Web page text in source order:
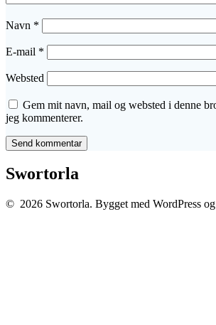
Navn *
E-mail *
Websted
Gem mit navn, mail og websted i denne
jeg kommenterer.
Swortorla
© 2026 Swortorla. Bygget med WordPress og